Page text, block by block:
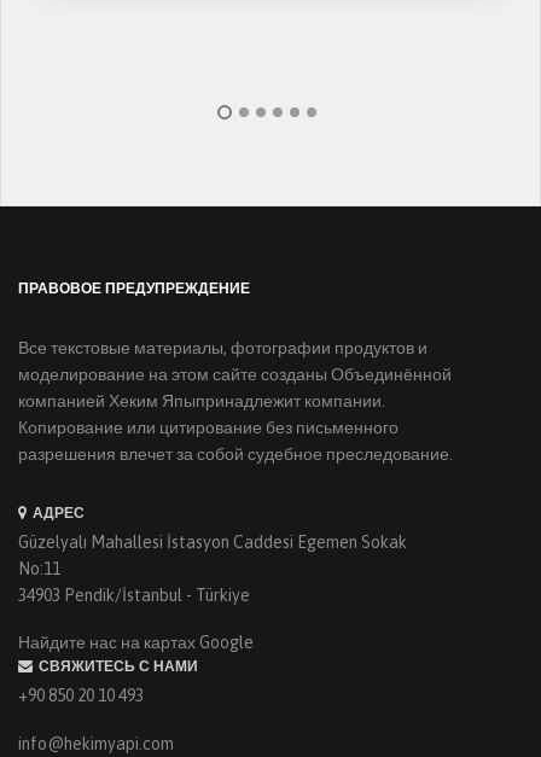
ПРАВОВОЕ ПРЕДУПРЕЖДЕНИЕ
Все текстовые материалы, фотографии продуктов и
моделирование на этом сайте созданы Объединённой
компанией Хеким Япыпринадлежит компании.
Копирование или цитирование без письменного
разрешения влечет за собой судебное преследование.
АДРЕС
Güzelyalı Mahallesi İstasyon Caddesi Egemen Sokak
No:11
34903 Pendik/İstanbul - Türkiye
Найдите нас на картах Google
СВЯЖИТЕСЬ С НАМИ
+90 850 20 10 493
info@hekimyapi.com